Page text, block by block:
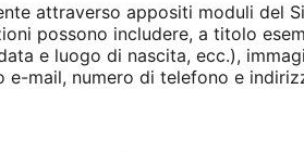
attraverso appositi moduli del
possono includere, a titolo
e luogo di nascita, ecc.),
mail, numero di telefono e